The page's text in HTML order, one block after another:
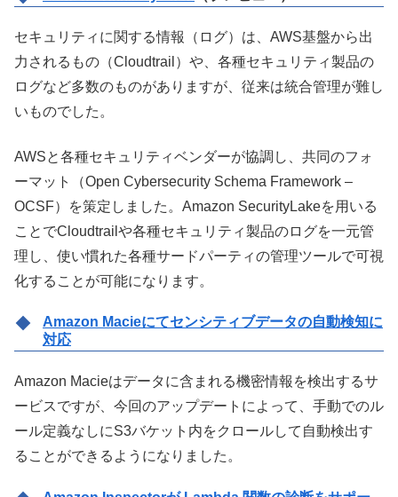
セキュリティに関する情報（ログ）は、AWS基盤から出
力されるもの（Cloudtrail）や、各種セキュリティ製品の
ログなど多数のものがありますが、従来は統合管理が難し
いものでした。
AWSと各種セキュリティベンダーが協調し、共同のフォ
ーマット（Open Cybersecurity Schema Framework –
OCSF）を策定しました。Amazon SecurityLakeを用いる
ことでCloudtrailや各種セキュリティ製品のログを一元管
理し、使い慣れた各種サードパーティの管理ツールで可視
化することが可能になります。
Amazon Macieにてセンシティブデータの自動検知に
対応
Amazon Macieはデータに含まれる機密情報を検出するサ
ービスですが、今回のアップデートによって、手動でのル
ール定義なしにS3バケット内をクロールして自動検出す
ることができるようになりました。